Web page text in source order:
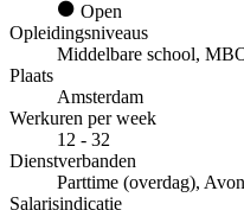
Open
Opleidingsniveaus
Middelbare school,
Plaats
Amsterdam
Werkuren per week
12 - 32
Dienstverbanden
Parttime (overdag),
Salarisindicatie